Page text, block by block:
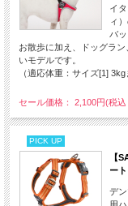
イ
ィ
バ
お散歩に加え、ドッグラ
いモデルです。
（適応体重：サイズ[1]
セール価格： 2,100円(税込
PICK UP
【
ー
デ